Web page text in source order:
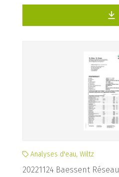
Analyses d'eau, Wiltz
20221124 Baessent Réseau